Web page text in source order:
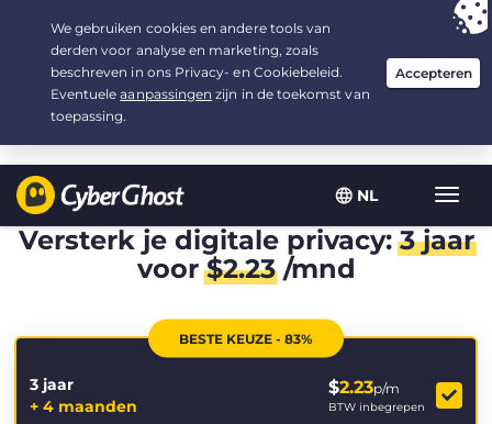
NL
Uw keuze:de beste aanbieding voor 3.3333333333333 jaar, voor $
2.23/maand
Versterk je digitale privacy:3 jaar
voor$2.23/mnd
BESTE KEUZE - 83%
3 jaar
+ 4 maanden
$2.23p/m
BTW inbegrepen